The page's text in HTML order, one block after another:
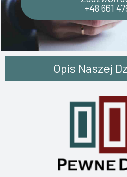
+48 661
Opis Naszej